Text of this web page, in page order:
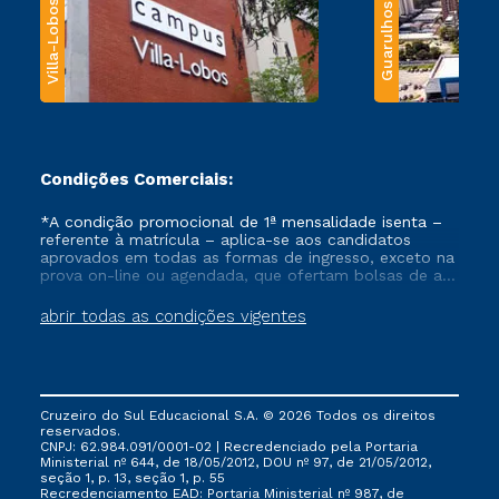
Villa-Lobos Guarulhos
Condições Comerciais:
abrir todas as condições vigentes
*A condição promocional de 1ª mensalidade isenta –
referente à matrícula – aplica-se aos candidatos
aprovados em todas as formas de ingresso, exceto na
prova on-line ou agendada, que ofertam bolsas de até
vigente, que ainda não tenham efetivado e/ou não
tenham cancelado ou trancado sua matrícula em uma
via FIES, Prouni e outros programas governamentais, e
não se acumula com nenhuma outra campanha
ofertada pela Instituição.
Cruzeiro do Sul Educacional S.A. © 2026 Todos os direitos
reservados.
CNPJ: 62.984.091/0001-02 | Recredenciado pela Portaria
Ministerial nº 644, de 18/05/2012, DOU nº 97, de 21/05/2012,
seção 1, p. 13, seção 1, p. 55
Recredenciamento EAD: Portaria Ministerial nº 987, de